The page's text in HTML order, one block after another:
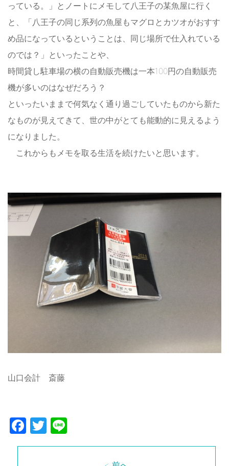
っている。」とノートにメモして八王子の某魚屋に行く
と、「八王子の同じ系列の魚屋もマグロとカツオがおすす
め品になっているということは、同じ場所で仕入れている
のでは？」といったことや、
時間貸し駐車場の横の自動販売機は一本100円の自動販売
機が多いのはなぜだろう？
といったいままで何気なく通り過ごしていたものから新た
なものが見えてきて、世の中がとても能動的に見えるよう
になりました。
これからもメモを取る生活を続けたいと思います。
山口会計 斎藤
Facebook
Twitter